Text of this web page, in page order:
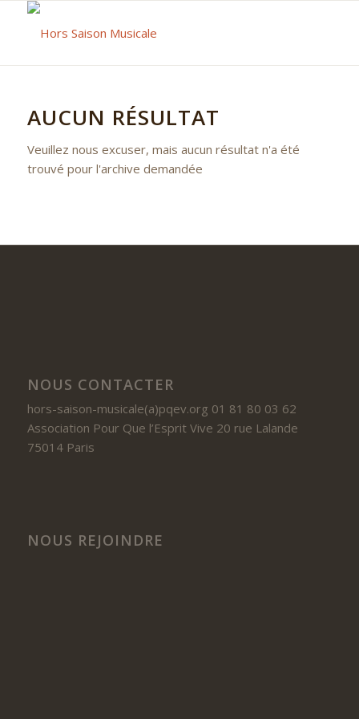
AUCUN RÉSULTAT
Veuillez nous excuser, mais aucun résultat n'a été
trouvé pour l'archive demandée
NOUS CONTACTER
hors-saison-musicale(a)pqev.org 01 81 80 03 62
Association Pour Que l’Esprit Vive 20 rue Lalande
75014 Paris
NOUS REJOINDRE